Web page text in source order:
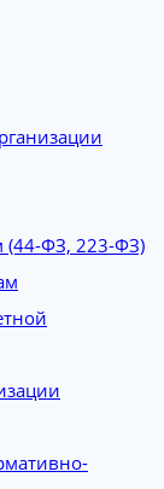
(44-ФЗ, 223-ФЗ)